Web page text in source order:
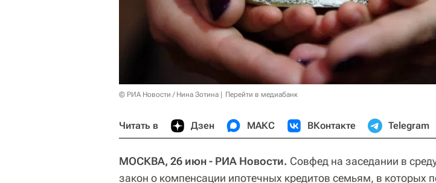
© РИА Новости / Нина Зотина Перейти в медиабанк
Читать в Дзен МАКС ВКонтакте Telegram
МОСКВА, 26 июн - РИА Новости. Совфед на заседании в
закон о компенсации ипотечных кредитов семьям, в которых